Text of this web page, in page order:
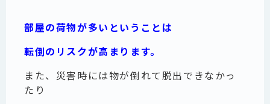
部屋の荷物が多いということは
転倒のリスクが高まります。
また、災害時には物が倒れて脱出できなかっ
たり